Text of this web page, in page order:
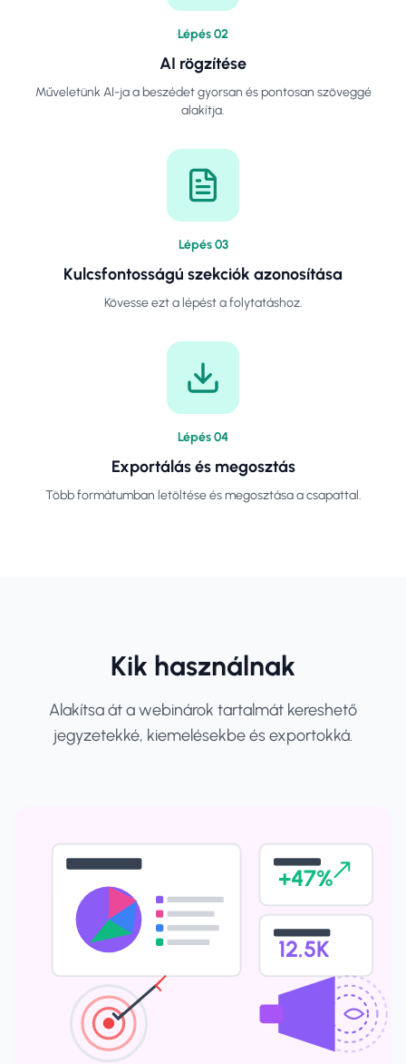
Lépés02
AI rögzítése
Műveletünk AI-ja a beszédet gyorsan és pontosan szöveggé
alakítja.
Lépés03
Kulcsfontosságú szekciók azonosítása
Kövesse ezt a lépést a folytatáshoz.
Lépés04
Exportálás és megosztás
Több formátumban letöltése és megosztása a csapattal.
Kik használnak
Alakítsa át a webinárok tartalmát kereshető
jegyzetekké, kiemelésekbe és exportokká.
+47%
12.5K